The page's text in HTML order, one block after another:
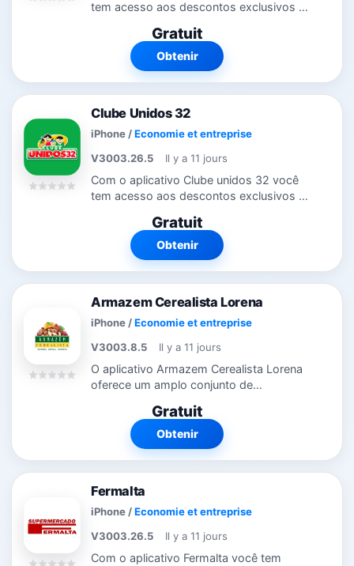
tem acesso aos descontos exclusivos do
você fica por dentro das promoções e
campanhas que estão rolando...
Gratuit
Obtenir
Clube Unidos 32
iPhone /Economie et entreprise
V3003.26.5
Il y a 11 jours
Com o aplicativo Clube unidos 32 você
tem acesso aos descontos exclusivos do
você fica por dentro das promoções e
campanhas que estão rolando....
Gratuit
Obtenir
Armazem Cerealista Lorena
iPhone /Economie et entreprise
V3003.8.5
Il y a 11 jours
O aplicativo Armazem Cerealista Lorena
oferece um amplo conjunto de
e intuitivo. Agora o cliente do Armazem
Cerealista Lorena pode fazer suas
compras pelo...
Gratuit
Obtenir
Fermalta
iPhone /Economie et entreprise
V3003.26.5
Il y a 11 jours
Com o aplicativo Fermalta você tem